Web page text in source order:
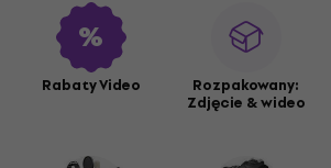
Rabaty Video Rozpakowany:
Zdjęcie & wideo